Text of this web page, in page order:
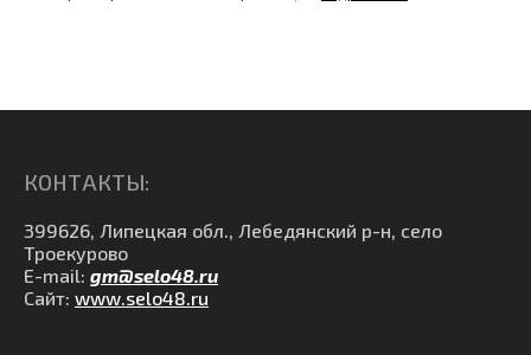
КОНТАКТЫ:
399626, Липецкая обл., Лебедянский р-н, село
Троекурово
E-mail: gm@selo48.ru
Сайт: www.selo48.ru